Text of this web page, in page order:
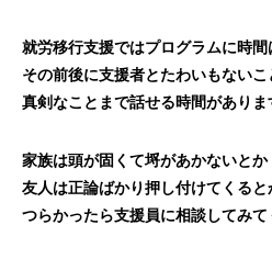
就労移行支援ではプログラムに時間
その前後に支援者とたわいもないこ
真剣なことまで話せる時間がありま
家族は頭が固くて埒があかないとか
友人は正論ばかり押し付けてくると
つらかったら支援員に相談してみて